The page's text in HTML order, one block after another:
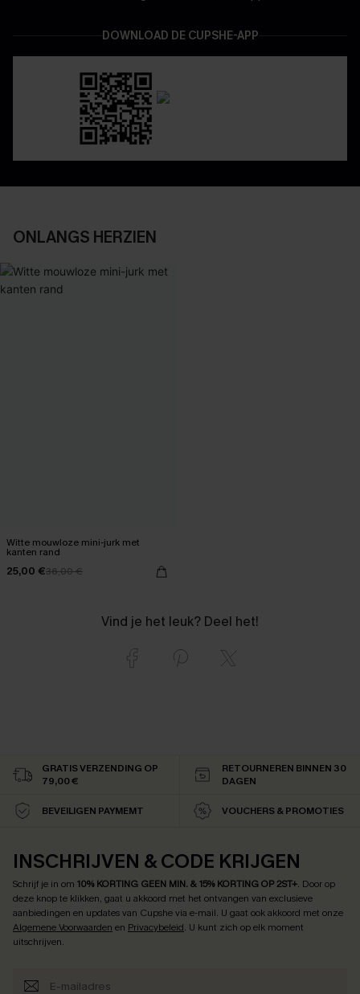
DOWNLOAD DE CUPSHE-APP
ONLANGS HERZIEN
Witte mouwloze mini-jurk met
kanten rand
25,00 €36,00 €
Vind je het leuk? Deel het!
GRATIS VERZENDING OP
79,00 €
RETOURNEREN BINNEN 30
DAGEN
BEVEILIGEN PAYMEMT VOUCHERS & PROMOTIES
INSCHRIJVEN & CODE KRIJGEN
Schrijf je in om 10% KORTING GEEN MIN. & 15% KORTING OP 2ST+. Door op
deze knop te klikken, gaat u akkoord met het ontvangen van exclusieve
aanbiedingen en updates van Cupshe via e-mail. U gaat ook akkoord met onze
Algemene Voorwaarden en Privacybeleid. U kunt zich op elk moment
uitschrijven.